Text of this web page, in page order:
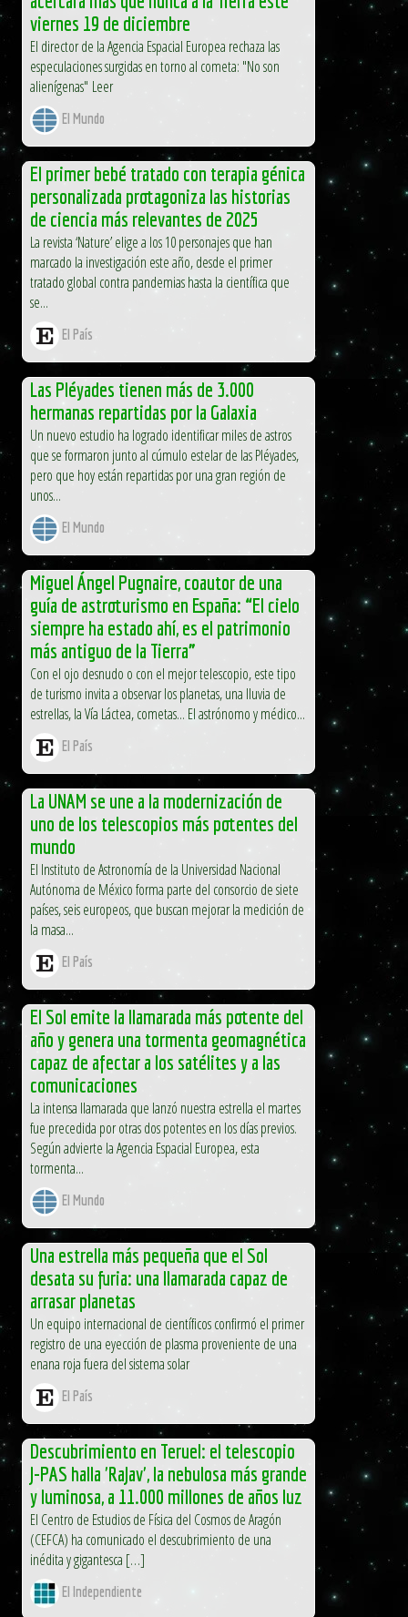
viernes 19 de diciembre
El director de la Agencia Espacial Europea rechaza las
especulaciones surgidas en torno al cometa: "No son
alienígenas" Leer
El Mundo
El primer bebé tratado con terapia génica
personalizada protagoniza las historias
de ciencia más relevantes de 2025
La revista ‘Nature’ elige a los 10 personajes que han
marcado la investigación este año, desde el primer
tratado global contra pandemias hasta la científica que
se...
El País
Las Pléyades tienen más de 3.000
hermanas repartidas por la Galaxia
Un nuevo estudio ha logrado identificar miles de astros
que se formaron junto al cúmulo estelar de las Pléyades,
pero que hoy están repartidas por una gran región de
unos...
El Mundo
Miguel Ángel Pugnaire, coautor de una
guía de astroturismo en España: “El cielo
siempre ha estado ahí, es el patrimonio
más antiguo de la Tierra”
Con el ojo desnudo o con el mejor telescopio, este tipo
de turismo invita a observar los planetas, una lluvia de
estrellas, la Vía Láctea, cometas... El astrónomo y médico...
El País
La UNAM se une a la modernización de
uno de los telescopios más potentes del
mundo
El Instituto de Astronomía de la Universidad Nacional
Autónoma de México forma parte del consorcio de siete
países, seis europeos, que buscan mejorar la medición de
la masa...
El País
El Sol emite la llamarada más potente del
año y genera una tormenta geomagnética
capaz de afectar a los satélites y a las
comunicaciones
La intensa llamarada que lanzó nuestra estrella el martes
fue precedida por otras dos potentes en los días previos.
Según advierte la Agencia Espacial Europea, esta
tormenta...
El Mundo
Una estrella más pequeña que el Sol
desata su furia: una llamarada capaz de
arrasar planetas
Un equipo internacional de científicos confirmó el primer
registro de una eyección de plasma proveniente de una
enana roja fuera del sistema solar
El País
Descubrimiento en Teruel: el telescopio
J-PAS halla 'RaJav', la nebulosa más grande
y luminosa, a 11.000 millones de años luz
El Centro de Estudios de Física del Cosmos de Aragón
(CEFCA) ha comunicado el descubrimiento de una
inédita y gigantesca […]
El Independiente